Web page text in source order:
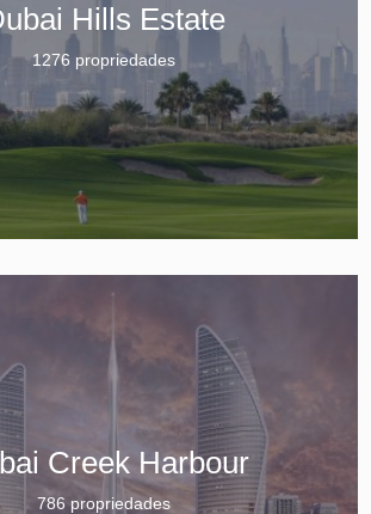
Hills Estate
1276 propriedades
Creek Harbour
786 propriedades